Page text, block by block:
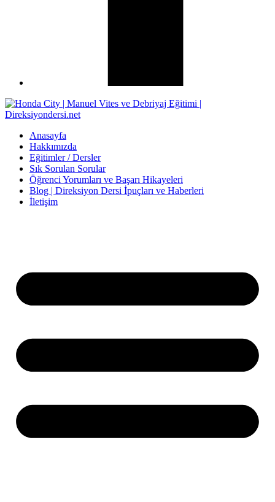
Anasayfa
Hakkımızda
Eğitimler / Dersler
Sık Sorulan Sorular
Öğrenci Yorumları ve Başarı Hikayeleri
Blog | Direksiyon Dersi İpuçları ve Haberleri
İletişim